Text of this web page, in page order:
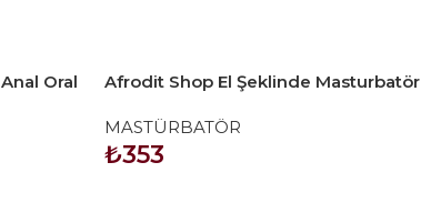
Oral
Afrodit Shop El Şeklinde Masturbatör
MASTÜRBATÖR
₺353